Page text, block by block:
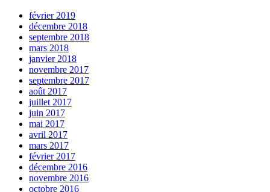
février 2019
décembre 2018
septembre 2018
mars 2018
janvier 2018
novembre 2017
septembre 2017
août 2017
juillet 2017
juin 2017
mai 2017
avril 2017
mars 2017
février 2017
décembre 2016
novembre 2016
octobre 2016